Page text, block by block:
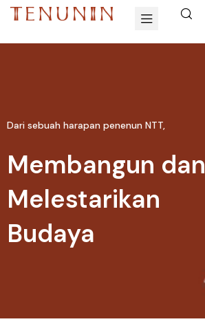
Dari sebuah harapan penenun NTT,
Membangun dan
Melestarikan
Budaya